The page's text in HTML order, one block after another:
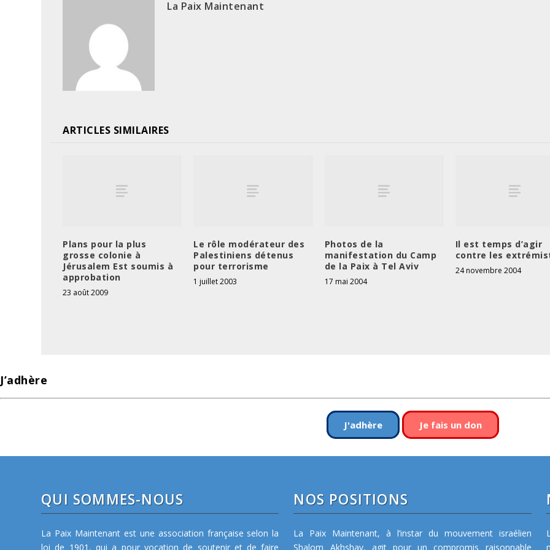
La Paix Maintenant
ARTICLES SIMILAIRES
Plans pour la plus
grosse colonie à
Jérusalem Est soumis à
approbation
23 août 2009
Le rôle modérateur des
Palestiniens détenus
pour terrorisme
1 juillet 2003
Photos de la
manifestation du Camp
de la Paix à Tel Aviv
17 mai 2004
Il est temps d’agir
contre les
24 novembre 2004
J’adhère
J'adhère Je fais un don
QUI SOMMES-NOUS
La Paix Maintenant est une association française selon la
loi de 1901, qui a pour vocation de soutenir et de faire
NOS POSITIONS
La Paix Maintenant, à l’instar du mouvement israélien
Shalom Akhshav, agit pour un compromis raisonnable